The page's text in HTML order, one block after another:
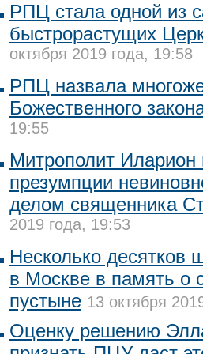
РПЦ стала одной из
быстрорастущих
октября 2019 года, 19:58
РПЦ назвала
Божественного
19:55
Митрополит Иларион
презумпции
делом священника
2019 года, 19:53
Несколько десятков
в Москве в память о
пустыне 13 октября
Оценку решению